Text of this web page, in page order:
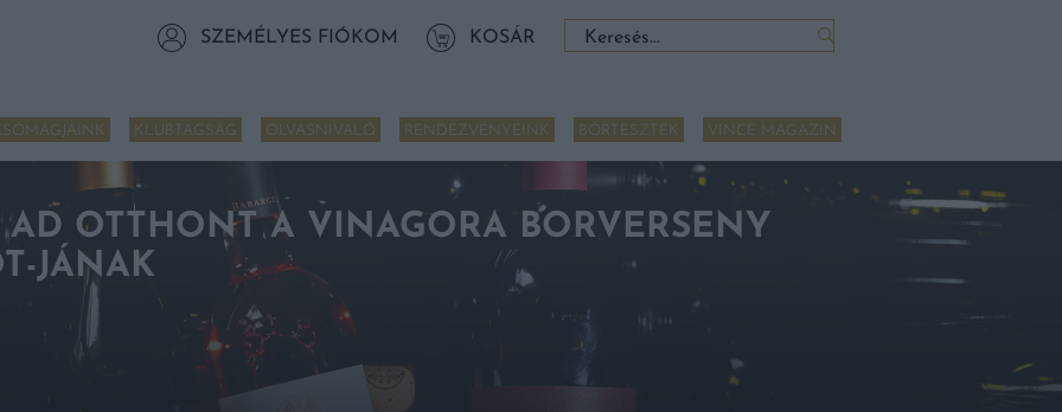
SZEMÉLYES FIÓKOM KOSÁR Keresés:
KLUBTAGSÁG OLVASNIVALÓ RENDEZVÉNYEINK BORTESZTEK VINCE MAGAZIN
OTTHONT A VINAGORA BORVERSENY
JÁNAK